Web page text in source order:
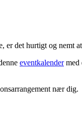
det hurtigt og nemt
eventkalendermed
nær dig.